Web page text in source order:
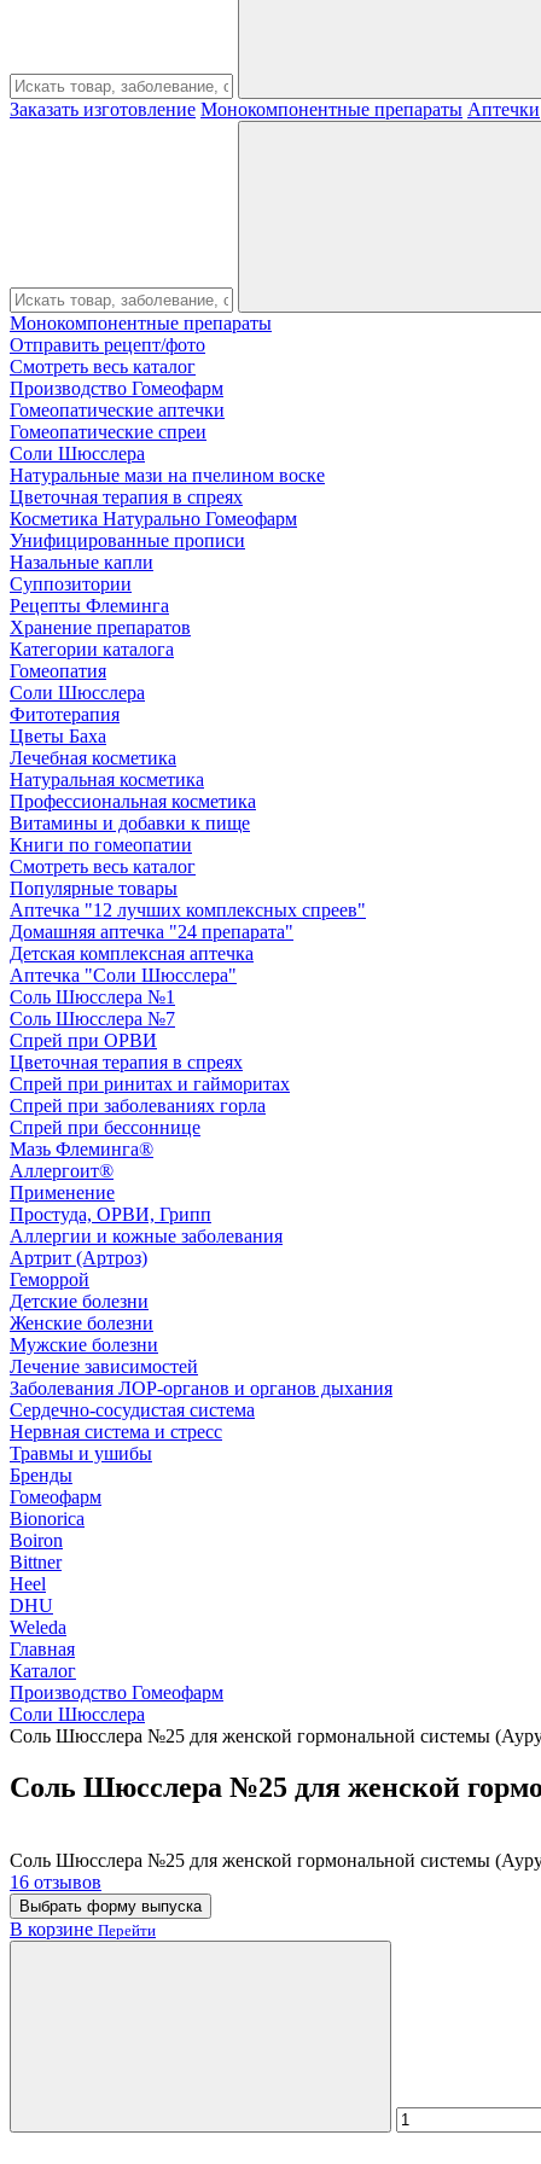
Заказать изготовление Монокомпонентные препараты Аптечки
Монокомпонентные препараты
Отправить рецепт/фото
Смотреть весь каталог
Производство Гомеофарм
Гомеопатические аптечки
Гомеопатические спреи
Соли Шюсслера
Натуральные мази на пчелином воске
Цветочная терапия в спреях
Косметика Натурально Гомеофарм
Унифицированные прописи
Назальные капли
Суппозитории
Рецепты Флеминга
Хранение препаратов
Категории каталога
Гомеопатия
Соли Шюсслера
Фитотерапия
Цветы Баха
Лечебная косметика
Натуральная косметика
Профессиональная косметика
Витамины и добавки к пище
Книги по гомеопатии
Смотреть весь каталог
Популярные товары
Аптечка "12 лучших комплексных спреев"
Домашняя аптечка "24 препарата"
Детская комплексная аптечка
Аптечка "Соли Шюсслера"
Соль Шюсслера №1
Соль Шюсслера №7
Спрей при ОРВИ
Цветочная терапия в спреях
Спрей при ринитах и гайморитах
Спрей при заболеваниях горла
Спрей при бессоннице
Мазь Флеминга®
Аллергоит®
Применение
Простуда, ОРВИ, Грипп
Аллергии и кожные заболевания
Артрит (Артроз)
Геморрой
Детские болезни
Женские болезни
Мужские болезни
Лечение зависимостей
Заболевания ЛОР-органов и органов дыхания
Сердечно-сосудистая система
Нервная система и стресс
Травмы и ушибы
Бренды
Гомеофарм
Bionorica
Boiron
Bittner
Heel
DHU
Weleda
Главная
Каталог
Производство Гомеофарм
Соли Шюсслера
Соль Шюсслера №25 для женской гормональной системы
Соль Шюсслера №25 для женской
Соль Шюсслера №25 для женской гормональной системы
16 отзывов
Выбрать форму выпуска
В корзине Перейти